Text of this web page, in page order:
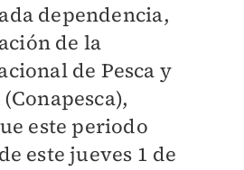
dependencia,
de la
de Pesca y
este periodo
este jueves 1 de